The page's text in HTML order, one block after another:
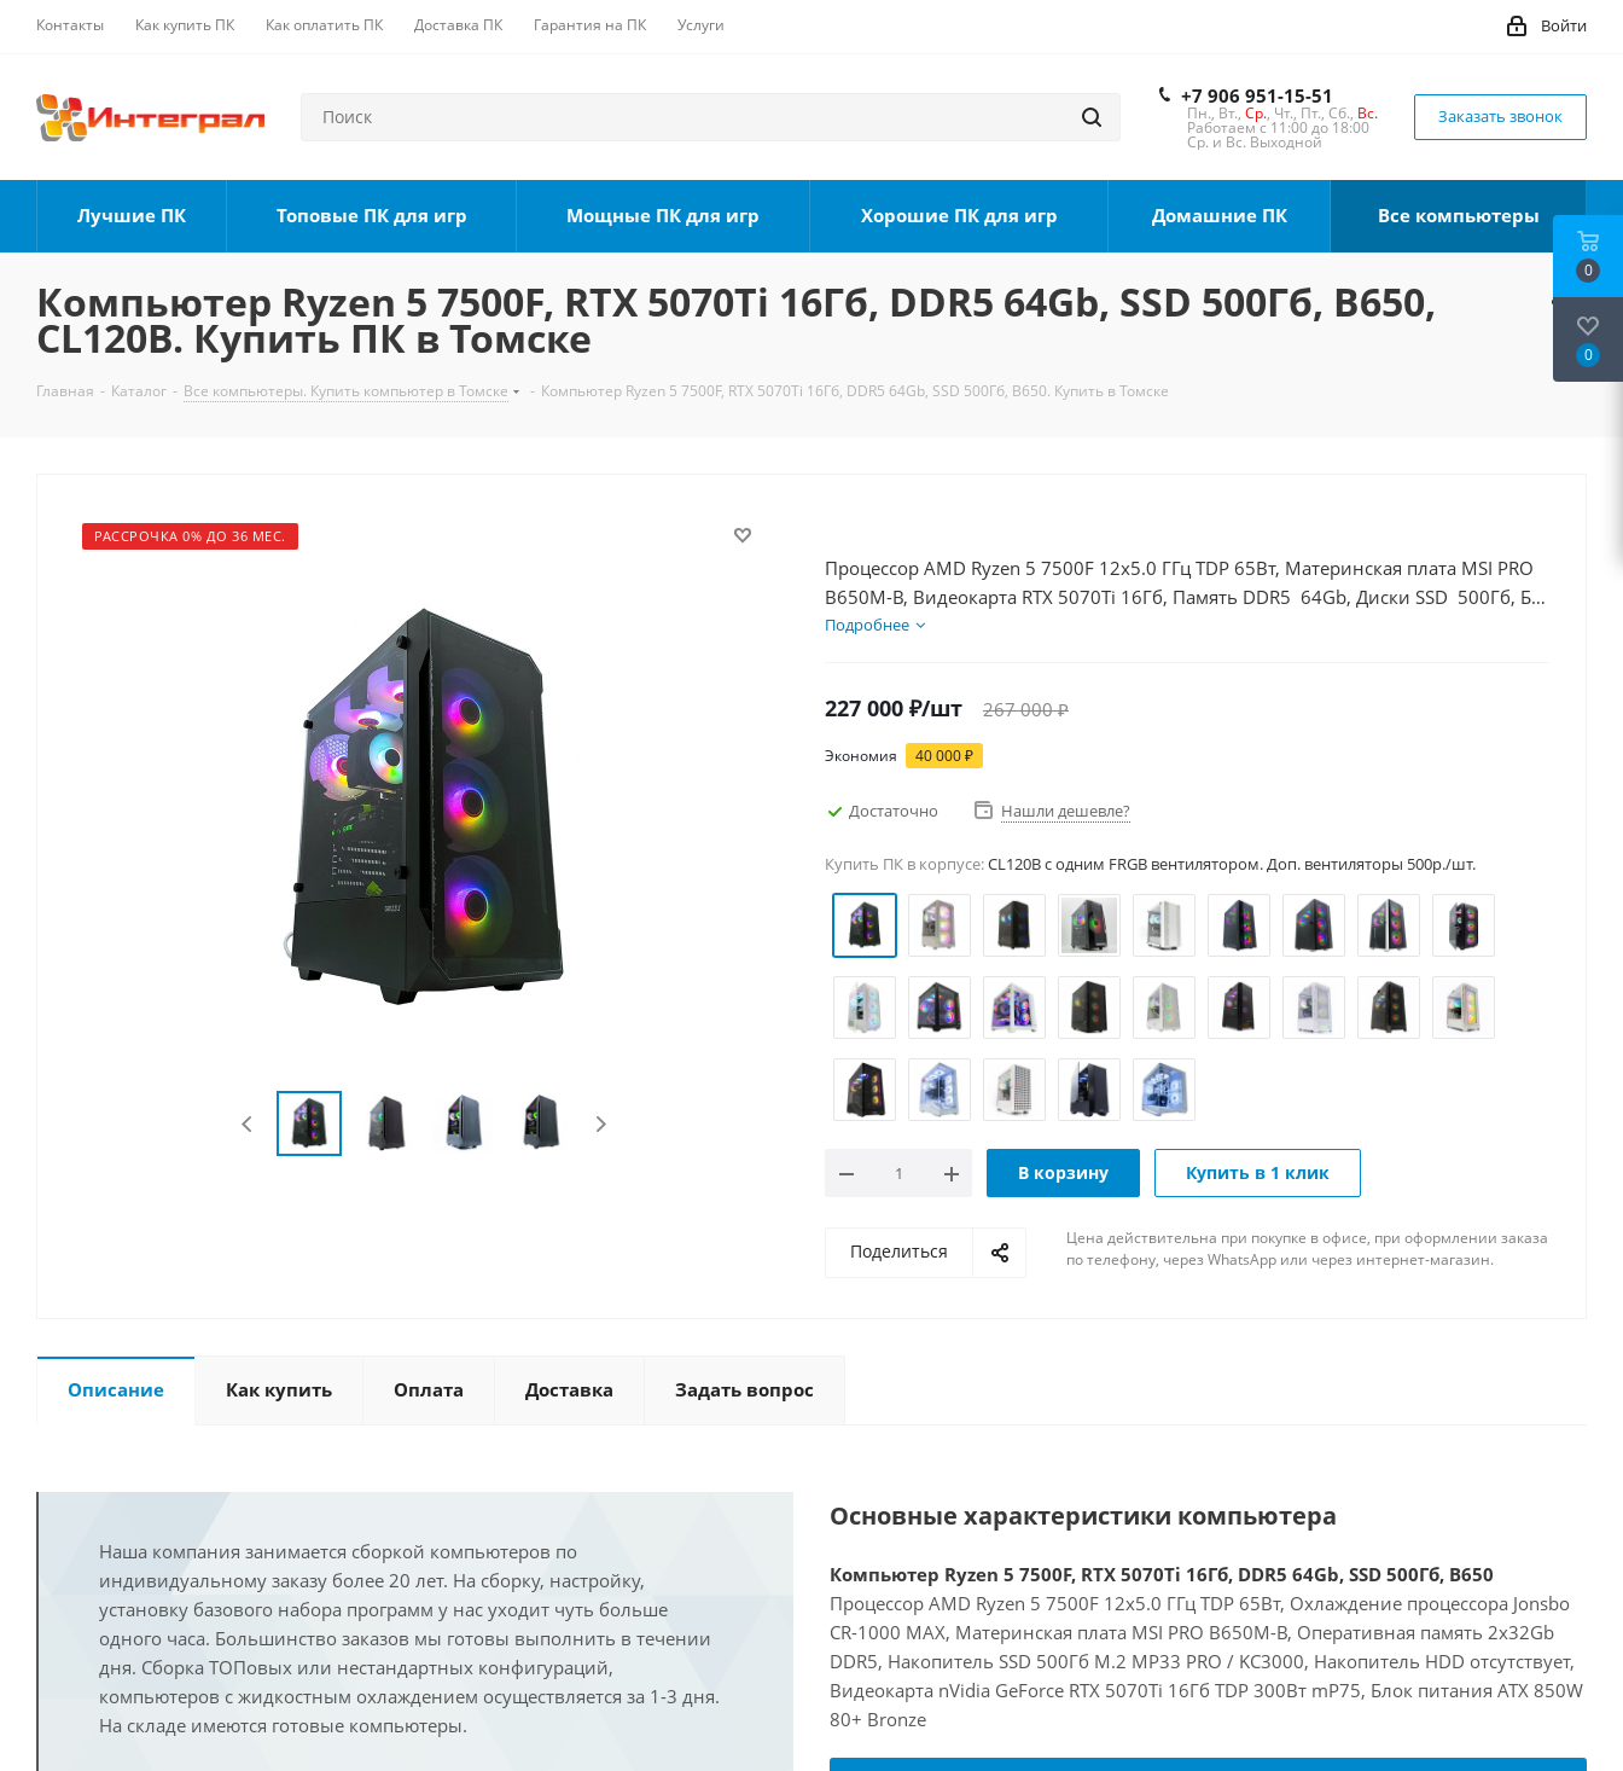
Контакты Как купить ПК Как оплатить ПК Доставка ПК Гарантия на ПК Услуги Войти
+7 906 951-15-51
Пн., Вт., Ср., Чт., Пт., Сб., Вс.
Работаем с 11:00 до 18:00
Ср. и Вс. Выходной
Заказать звонок
Лучшие ПК Топовые ПК для игр Мощные ПК для игр Хорошие ПК для игр Домашние ПК Все компьютеры
Компьютер Ryzen 5 7500F, RTX 5070Ti 16Гб, DDR5 64Gb, SSD 500Гб, B650,
CL120B. Купить ПК в Томске
Главная - Каталог - Все компьютеры. Купить компьютер в Томске - Компьютер Ryzen 5 7500F, RTX 5070Ti 16Гб, DDR5 64Gb, SSD 500Гб, B650. Купить в Томске
РАССРОЧКА 0% ДО 36 МЕС.
Процессор AMD Ryzen 5 7500F 12x5.0 ГГц TDP 65Вт, Материнская плата MSI PRO
B650M-B, Видеокарта RTX 5070Ti 16Гб, Память DDR5 64Gb, Диски SSD 500Гб, БП
850Вт
Подробнее
227 000 ₽/шт 267 000₽
Экономия 40 000₽
Достаточно Нашли дешевле?
Купить ПК в корпусе:CL120B c одним FRGB вентилятором. Доп. вентиляторы 500р./шт.
В корзину Купить в 1 клик
Поделиться
Цена действительна при покупке в офисе, при оформлении заказа
по телефону, через WhatsApp или через интернет-магазин.
Описание Как купить Оплата Доставка Задать вопрос
Наша компания занимается сборкой компьютеров по
индивидуальному заказу более 20 лет. На сборку, настройку,
установку базового набора программ у нас уходит чуть больше
одного часа. Большинство заказов мы готовы выполнить в течении
дня. Сборка ТОПовых или нестандартных конфигураций,
компьютеров с жидкостным охлаждением осуществляется за 1-3 дня.
На складе имеются готовые компьютеры.
Основные характеристики компьютера
Компьютер Ryzen 5 7500F, RTX 5070Ti 16Гб, DDR5 64Gb, SSD 500Гб, B650
Процессор AMD Ryzen 5 7500F 12x5.0 ГГц TDP 65Вт, Охлаждение процессора Jonsbo
CR-1000 MAX, Материнская плата MSI PRO B650M-B, Оперативная память 2x32Gb
DDR5, Накопитель SSD 500Гб M.2 MP33 PRO / KC3000, Накопитель HDD отсутствует,
Видеокарта nVidia GeForce RTX 5070Ti 16Гб TDP 300Вт mP75, Блок питания ATX 850W
80+ Bronze
0
0